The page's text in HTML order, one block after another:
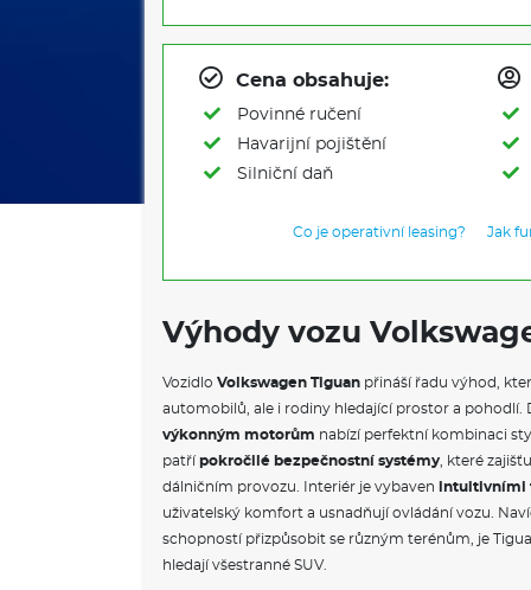
Cena obsahuje:
Povinné ručení
Havarijní pojištění
Silniční daň
Co je operativní leasing? Jak
Výhody vozu
Vozidlo Volkswagen Tiguan přináší řadu výhod,
automobilů, ale i rodiny hledající prostor a pohodlí.
výkonným motorům nabízí perfektní kombinaci
patřípokročilé bezpečnostní systémy , které
dálničním provozu. Interiér je vybaven
intuitivními
uživatelský komfort a usnadňují ovládání vozu.
schopností přizpůsobit se různým terénům, je
hledají všestranné SUV.